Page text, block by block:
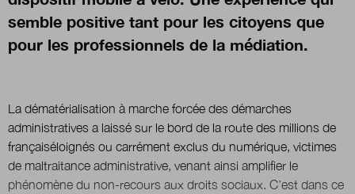
semble positive tant pour les citoyens que
pour les professionnels de la médiation.
La dématérialisation à marche forcée des démarches
administratives a laissé sur le bord de la route des millions de
françaiséloignés ou carrément exclus du numérique, victimes
de maltraitance administrative, venant ainsi amplifier le
phénomène du non-recours aux droits sociaux. C’est dans ce